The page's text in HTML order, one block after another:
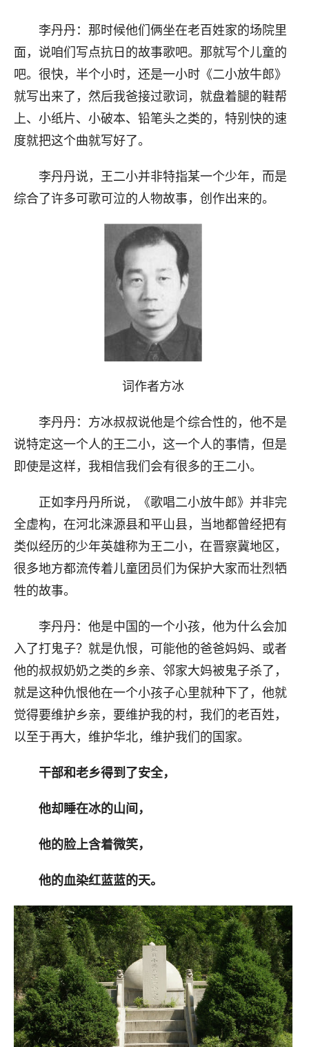
李丹丹：那时候他们俩坐在老百姓家的场院里
面，说咱们写点抗日的故事歌吧。那就写个儿童的
吧。很快，半个小时，还是一小时《二小放牛郎》
就写出来了，然后我爸接过歌词，就盘着腿的鞋帮
上、小纸片、小破本、铅笔头之类的，特别快的速
度就把这个曲就写好了。
李丹丹说，王二小并非特指某一个少年，而是
综合了许多可歌可泣的人物故事，创作出来的。
词作者方冰
李丹丹：方冰叔叔说他是个综合性的，他不是
说特定这一个人的王二小，这一个人的事情，但是
即使是这样，我相信我们会有很多的王二小。
正如李丹丹所说，《歌唱二小放牛郎》并非完
全虚构，在河北涞源县和平山县，当地都曾经把有
类似经历的少年英雄称为王二小，在晋察冀地区，
很多地方都流传着儿童团员们为保护大家而壮烈牺
牲的故事。
李丹丹：他是中国的一个小孩，他为什么会加
入了打鬼子？就是仇恨，可能他的爸爸妈妈、或者
他的叔叔奶奶之类的乡亲、邻家大妈被鬼子杀了，
就是这种仇恨他在一个小孩子心里就种下了，他就
觉得要维护乡亲，要维护我的村，我们的老百姓，
以至于再大，维护华北，维护我们的国家。
干部和老乡得到了安全，
他却睡在冰的山间，
他的脸上含着微笑，
他的血染红蓝蓝的天。